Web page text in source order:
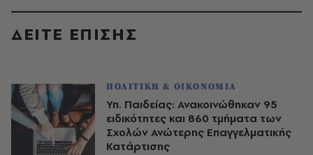
ΔΕΙΤΕ ΕΠΙΣΗΣ
ΠΟΛΙΤΙΚΗ & ΟΙΚΟΝΟΜΙΑ
Υπ. Παιδείας: Ανακοινώθηκαν 95
ειδικότητες και 860 τμήματα των
Σχολών Ανώτερης Επαγγελματικής
Κατάρτισης